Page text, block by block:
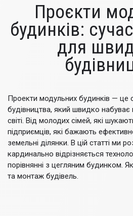
Проєкти
будинків:
для
Проекти модульних будинків — це
будівництва, який швидко набуває
світі. Від молодих сімей, які
підприємців, які бажають
земельні ділянки. В цій статті ми
кардинально відрізняється
порівнянні з цегляним будинком.
та монтаж будівель.